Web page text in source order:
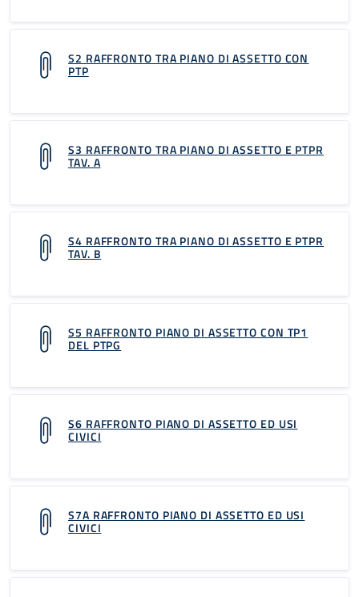
S2 RAFFRONTO TRA PIANO DI ASSETTO CON
PTP
S3 RAFFRONTO TRA PIANO DI ASSETTO E PTPR
TAV. A
S4 RAFFRONTO TRA PIANO DI ASSETTO E PTPR
TAV. B
S5 RAFFRONTO PIANO DI ASSETTO CON TP1
DEL PTPG
S6 RAFFRONTO PIANO DI ASSETTO ED USI
CIVICI
S7A RAFFRONTO PIANO DI ASSETTO ED USI
CIVICI